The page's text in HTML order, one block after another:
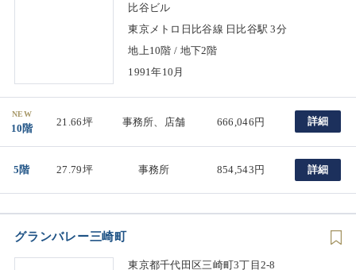
比谷ビル
東京メトロ日比谷線 日比谷駅 3分
地上10階 / 地下2階
1991年10月
NEW
10階
21.66坪 事務所、店舗 666,046円 詳細
5階 27.79坪 事務所 854,543円 詳細
グランバレー三崎町
東京都千代田区三崎町3丁目2-8